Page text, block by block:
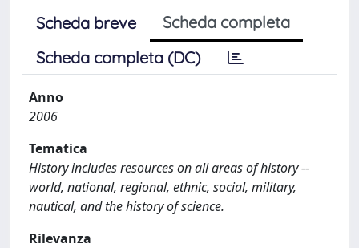
Scheda breve
Scheda completa
Scheda completa (DC)
Anno
2006
Tematica
History includes resources on all areas of history --
world, national, regional, ethnic, social, military,
nautical, and the history of science.
Rilevanza